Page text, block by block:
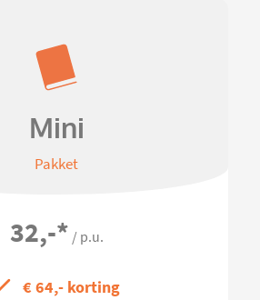
Mini
Pakket
32,-* / p.u.
€ 64,- korting